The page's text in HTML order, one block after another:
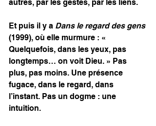
autres, par les gestes, par les liens.
Et puis il y a Dans le regard des gens
(1999), où elle murmure : «
Quelquefois, dans les yeux, pas
longtemps… on voit Dieu. » Pas
plus, pas moins. Une présence
fugace, dans le regard, dans
l’instant. Pas un dogme : une
intuition.